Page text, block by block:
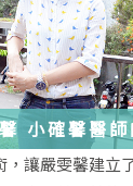
小確馨醫
，讓嚴雯馨建立